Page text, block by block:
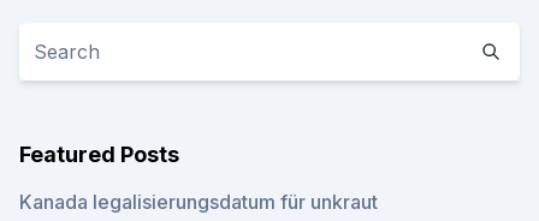
Featured Posts
Kanada legalisierungsdatum für unkraut